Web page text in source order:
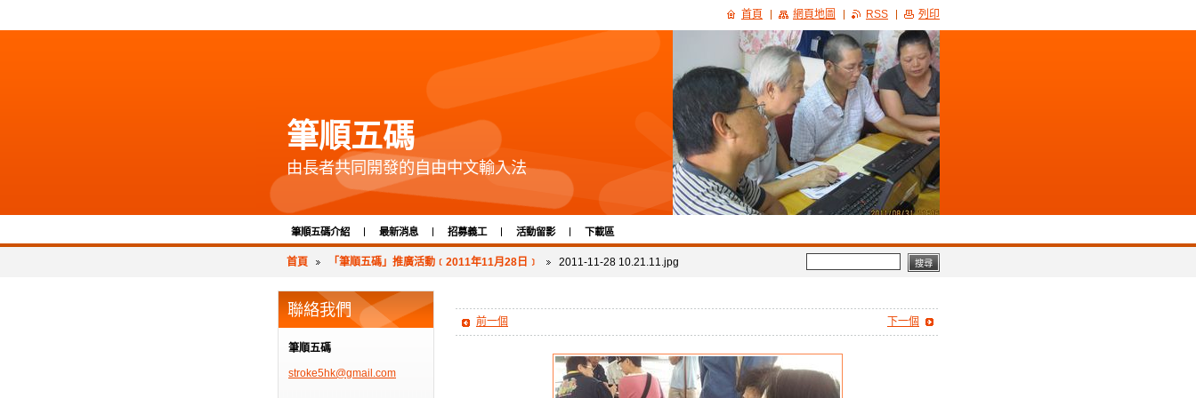
筆順五碼
由長者共同開發的自由中文輸入法
筆順五碼介紹 最新消息 招募義工 活動留影 下載區
首頁 「筆順五碼」推廣活動﹝2011年11月28日﹞ 2011-11-28 10.21.11.jpg
前一個 下一個
聯絡我們
筆順五碼
stroke5hk@gmail.com
首頁 網頁地圖 RSS 列印